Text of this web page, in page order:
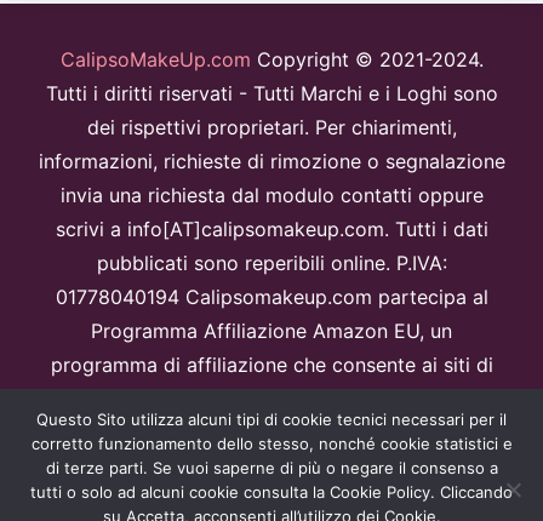
CalipsoMakeUp.com Copyright © 2021-2024.
Tutti i diritti riservati - Tutti Marchi e i Loghi sono
dei rispettivi proprietari. Per chiarimenti,
informazioni, richieste di rimozione o segnalazione
invia una richiesta dal modulo contatti oppure
scrivi a info[AT]calipsomakeup.com. Tutti i dati
pubblicati sono reperibili online. P.IVA:
01778040194 Calipsomakeup.com partecipa al
Programma Affiliazione Amazon EU, un
programma di affiliazione che consente ai siti di
pubblicizzando e fornendo link al sitoAmazon.it.
Disclaimer
Questo sito è protetto da reCAPTCHA e GooglePrivacy Policye
Questo Sito utilizza alcuni tipi di cookie tecnici necessari per il
corretto funzionamento dello stesso, nonché cookie statistici e
di terze parti. Se vuoi saperne di più o negare il consenso a
tutti o solo ad alcuni cookie consulta la Cookie Policy. Cliccando
su Accetta, acconsenti all’utilizzo dei Cookie.